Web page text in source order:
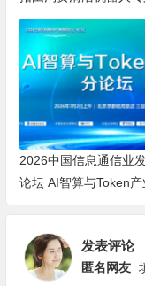
海洋机器人赛道
2026中国信息通信业
论坛 AI智算与Token
顺利举办
发表评论
匿名网友